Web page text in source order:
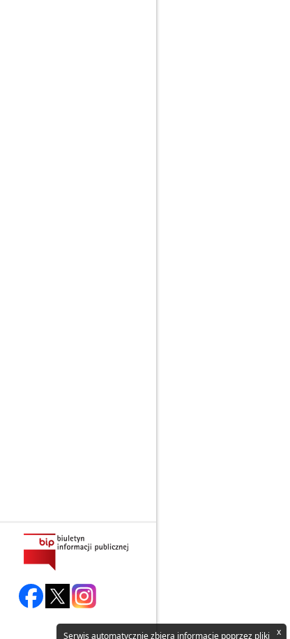
x
Serwis automatycznie zbiera informacje poprzez pliki